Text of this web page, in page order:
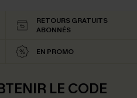
RETOURS GRATUITS
ABONNÉS
EN PROMO
LE CODE